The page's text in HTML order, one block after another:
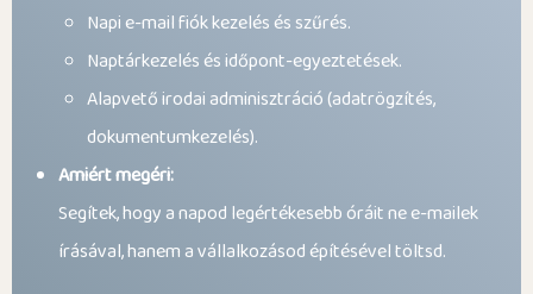
Napi e-mail fiók kezelés és szűrés.
Naptárkezelés és időpont-egyeztetések.
Alapvető irodai adminisztráció (adatrögzítés,
dokumentumkezelés).
Amiért megéri:
Segítek, hogy a napod legértékesebb óráit ne e-mailek
írásával, hanem a vállalkozásod építésével töltsd.